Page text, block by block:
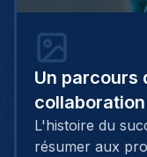
Un parcours
L'histoire du
résumer aux